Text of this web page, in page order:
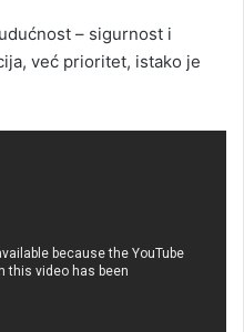
– sigurnost i
već prioritet, istako je